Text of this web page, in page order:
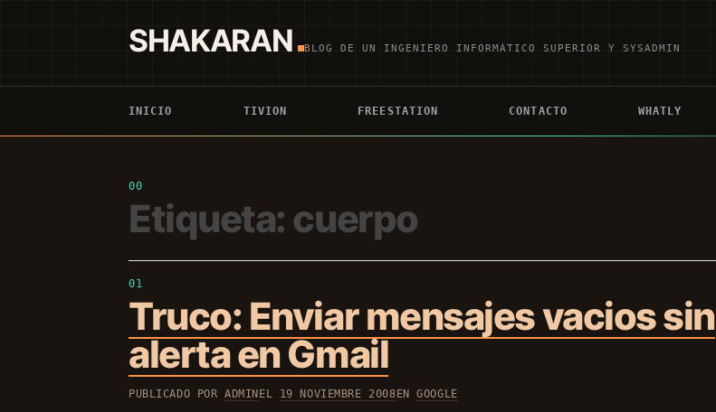
SHAKARAN BLOG DE UN INGENIERO INFORMÁTICO SUPERIOR Y SYSADMIN
INICIO TIVION FREESTATION CONTACTO WHATLY
Etiqueta: cuerpo
Truco: Enviar mensajes vacios sin
alerta en Gmail
PUBLICADO PORADMINEL 19 NOVIEMBRE 2008ENGOOGLE